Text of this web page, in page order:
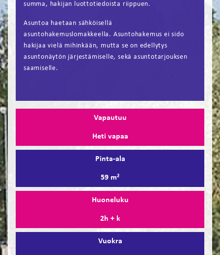
summa, hakijan luottotiedoista riippuen.
Asuntoa haetaan sähköisellä
asuntohakemuslomakkeella. Asuntohakemus ei sido
hakijaa vielä mihinkään, mutta se on edellytys
asuntonäytön järjestämiselle, sekä asuntotarjouksen
saamiselle.
Vapautuu
Heti vapaa
Pinta-ala
59 m²
Huoneluku
2h + k
Vuokra